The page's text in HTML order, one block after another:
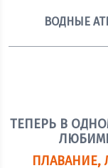
ВОДНЫЕ
ТЕПЕРЬ В
ПЛАВАНИЕ,